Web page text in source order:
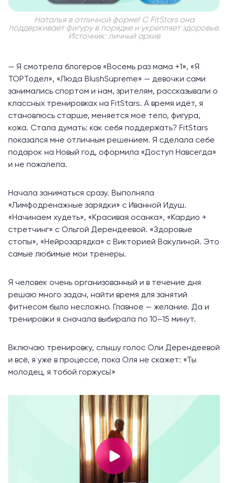
Наталья в отличной форме! С FitStars она
поддерживает фигуру в порядке и укрепляет здоровье.
Источник: личный архив
— Я смотрела блогеров «Восемь раз мама +1», «Я
ТОРТодел», «Люда BlushSupreme» — девочки сами
занимались спортом и нам, зрителям, рассказывали о
классных тренировках на FitStars. А время идёт, я
становлюсь старше, меняется моё тело, фигура,
кожа. Стала думать: как себя поддержать? FitStars
показался мне отличным решением. Я сделала себе
подарок на Новый год, оформила «Доступ Навсегда»
и не пожалела.
Начала заниматься сразу. Выполняла
«Лимфодренажные зарядки» с Иванной Идуш.
«Начинаем худеть», «Красивая осанка», «Кардио +
стретчинг» с Ольгой Дерендеевой. «Здоровые
стопы», «Нейрозарядка» с Викторией Вакулиной. Это
самые любимые мои тренеры.
Я человек очень организованный и в течение дня
решаю много задач, найти время для занятий
фитнесом было несложно. Главное — желание. Да и
тренировки я сначала выбирала по 10–15 минут.
Включаю тренировку, слышу голос Оли Дерендеевой
и всё, я уже в процессе, пока Оля не скажет: «Ты
молодец, я тобой горжусь!»